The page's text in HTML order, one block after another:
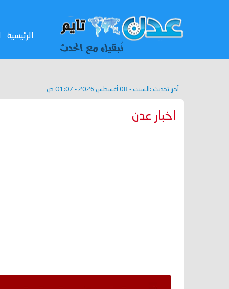
الرئيسية
آخر تحديث : السبت - 08 أغسطس 2026 - 01:07 ص
اخبار عدن